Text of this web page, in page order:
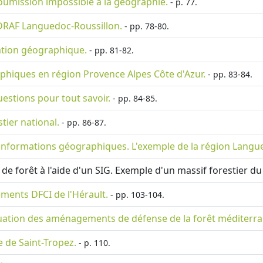
Languedoc-Roussillon. - pp. 78-80.
géographique. - pp. 81-82.
en région Provence Alpes Côte d'Azur. - pp. 83-84.
pour tout savoir. - pp. 84-85.
national. - pp. 86-87.
géographiques. L'exemple de la région
forêt à l'aide d'un SIG. Exemple d'un massif forestier du
DFCI de l'Hérault. - pp. 103-104.
des aménagements de défense de la forêt
de Saint-Tropez. - p. 110.